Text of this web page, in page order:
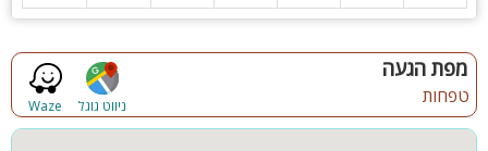
Waze ניווט גוגל
מפת הגעה
טפחות